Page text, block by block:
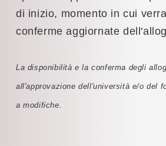
di inizio, momento in cui
conferme aggiornate
La disponibilità e la conferma degli
all'approvazione dell'università e/o del
a modifiche.